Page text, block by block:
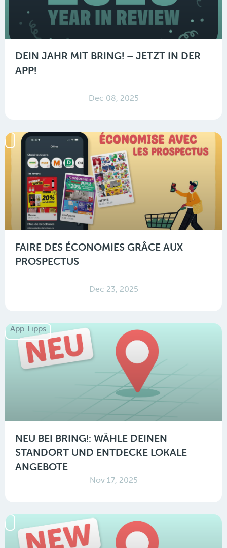
DEIN JAHR MIT BRING! – JETZT IN DER
APP!
Dec 08, 2025
FAIRE DES ÉCONOMIES GRÂCE AUX
PROSPECTUS
Dec 23, 2025
App Tipps
NEU BEI BRING!: WÄHLE DEINEN
STANDORT UND ENTDECKE LOKALE
ANGEBOTE
Nov 17, 2025